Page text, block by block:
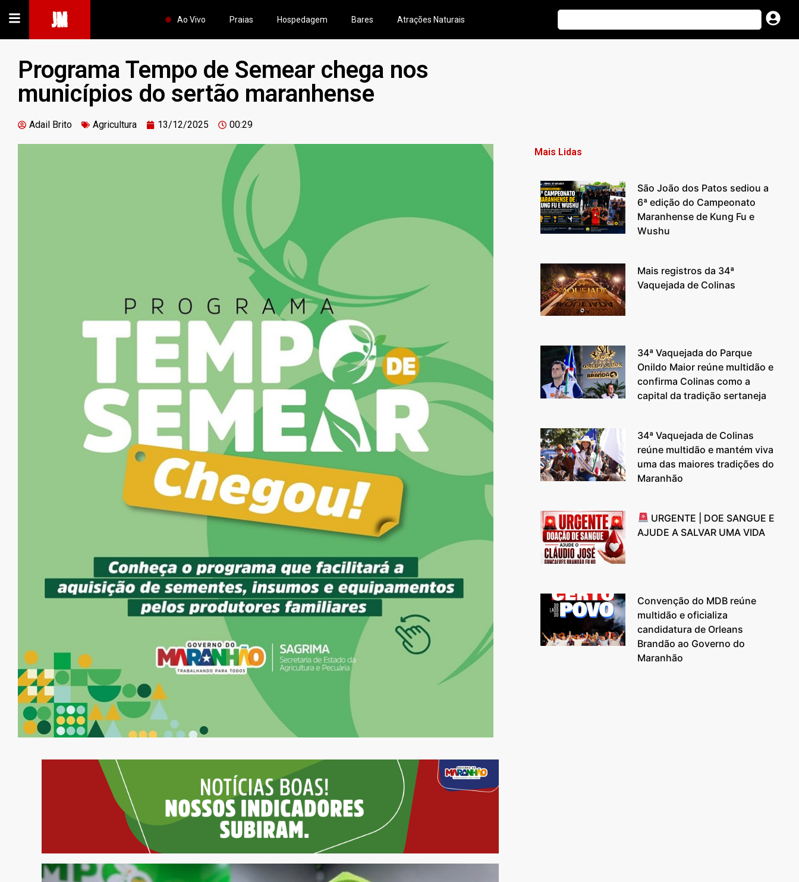
JM Ao Vivo Praias Hospedagem Bares Atrações Naturais
Programa Tempo de Semear chega nos
municípios do sertão maranhense
Adail Brito Agricultura 13/12/2025 00:29
Mais Lidas
São João dos Patos sediou a
6ª edição do Campeonato
Maranhense de Kung Fu e
Wushu
Mais registros da 34ª
Vaquejada de Colinas
34ª Vaquejada do Parque
Onildo Maior reúne multidão e
confirma Colinas como a
capital da tradição sertaneja
34ª Vaquejada de Colinas
reúne multidão e mantém viva
uma das maiores tradições do
Maranhão
URGENTE | DOE SANGUE E
AJUDE A SALVAR UMA VIDA
Convenção do MDB reúne
multidão e oficializa
candidatura de Orleans
Brandão ao Governo do
Maranhão